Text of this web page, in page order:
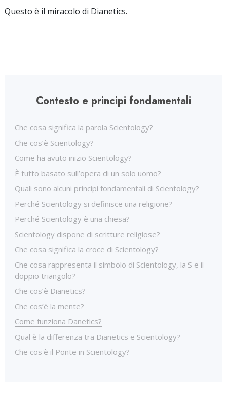
Questo è il miracolo di Dianetics.
Contesto e principi fondamentali
Che cosa significa la parola Scientology?
Che cos’è Scientology?
Come ha avuto inizio Scientology?
È tutto basato sull’opera di un solo uomo?
Quali sono alcuni principi fondamentali di Scientology?
Perché Scientology si definisce una religione?
Perché Scientology è una chiesa?
Scientology dispone di scritture religiose?
Che cosa significa la croce di Scientology?
Che cosa rappresenta il simbolo di Scientology, la S e il
doppio triangolo?
Che cos’è Dianetics?
Che cos’è la mente?
Come funziona Danetics?
Qual è la differenza tra Dianetics e Scientology?
Che cos'è il Ponte in Scientology?